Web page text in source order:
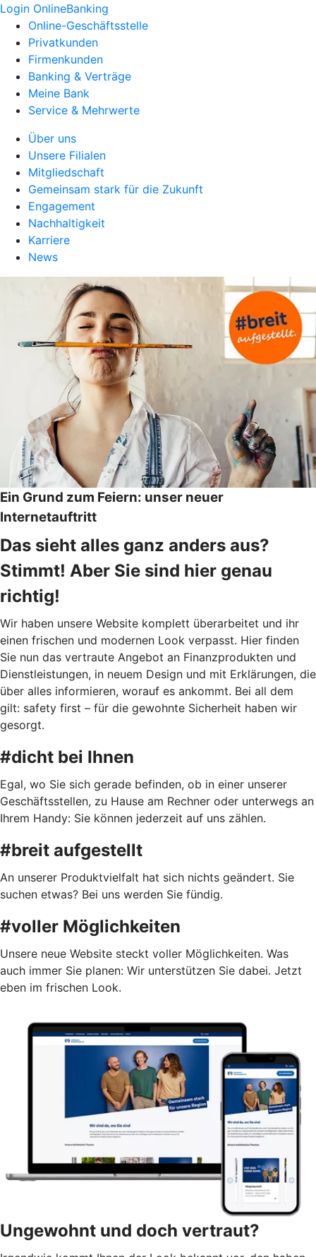
Login OnlineBanking
Online-Geschäftsstelle
Privatkunden
Firmenkunden
Banking & Verträge
Meine Bank
Service & Mehrwerte
Über uns
Unsere Filialen
Mitgliedschaft
Gemeinsam stark für die Zukunft
Engagement
Nachhaltigkeit
Karriere
News
Ein Grund zum Feiern: unser neuer
Internetauftritt
Das sieht alles ganz anders aus?
Stimmt! Aber Sie sind hier genau
richtig!
Wir haben unsere Website komplett überarbeitet und ihr
einen frischen und modernen Look verpasst. Hier finden
Sie nun das vertraute Angebot an Finanzprodukten und
Dienstleistungen, in neuem Design und mit Erklärungen, die
über alles informieren, worauf es ankommt. Bei all dem
gilt: safety first – für die gewohnte Sicherheit haben wir
gesorgt.
#dicht bei Ihnen
Egal, wo Sie sich gerade befinden, ob in einer unserer
Geschäftsstellen, zu Hause am Rechner oder unterwegs an
Ihrem Handy: Sie können jederzeit auf uns zählen.
#breit aufgestellt
An unserer Produktvielfalt hat sich nichts geändert. Sie
suchen etwas? Bei uns werden Sie fündig.
#voller Möglichkeiten
Unsere neue Website steckt voller Möglichkeiten. Was
auch immer Sie planen: Wir unterstützen Sie dabei. Jetzt
eben im frischen Look.
Ungewohnt und doch vertraut?